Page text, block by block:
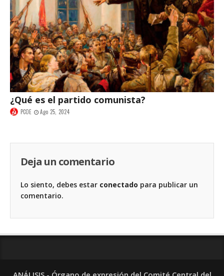
¿Qué es el partido comunista?
PCOE Ago 25, 2024
Deja un comentario
Lo siento, debes estar conectado para publicar un
comentario.